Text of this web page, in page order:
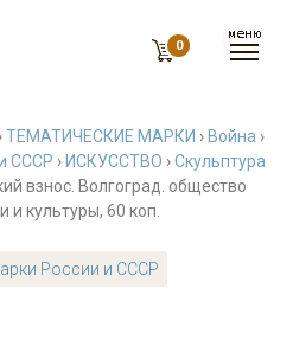
0
›ТЕМАТИЧЕСКИЕ МАРКИ › Война ›
СССР › ИСКУССТВО ›Скульптура
взнос. Волгоград. общество
и культуры, 60 коп.
России и СССР